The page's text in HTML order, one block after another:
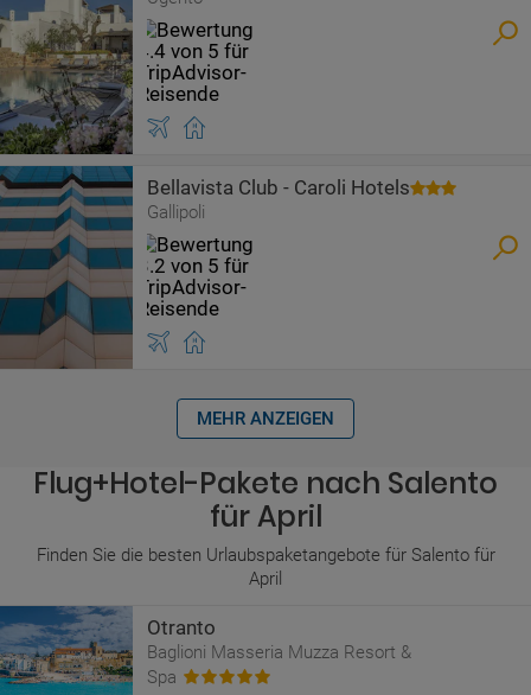
Bellavista Club - Caroli Hotels
Gallipoli
MEHR ANZEIGEN
Flug+Hotel-Pakete nach Salento
für April
Finden Sie die besten Urlaubspaketangebote für Salento für
April
Otranto
Baglioni Masseria Muzza Resort &
Spa